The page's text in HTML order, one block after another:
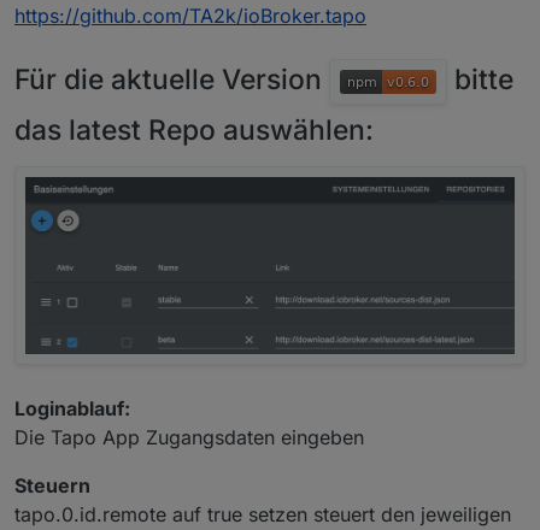
https://github.com/TA2k/ioBroker.tapo
Für die aktuelle Version
bitte
das latest Repo auswählen:
Loginablauf:
Die Tapo App Zugangsdaten eingeben
Steuern
tapo.0.id.remote auf true setzen steuert den jeweiligen